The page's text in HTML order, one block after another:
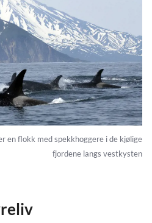
en flokk med spekkhoggere i de kjølige
fjordene langs vestkysten